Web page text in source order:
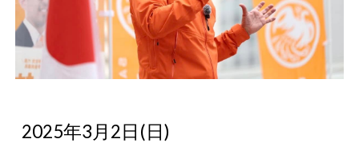
2025年3月2日(日)